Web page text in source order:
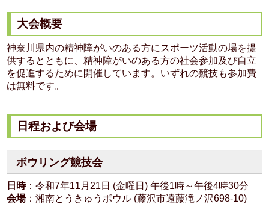
大会概要
神奈川県内の精神障がいのある方にスポーツ活動の場を提
供するとともに、精神障がいのある方の社会参加及び自立
を促進するために開催しています。いずれの競技も参加費
は無料です。
日程および会場
ボウリング競技会
日時：令和7年11月21日 (金曜日) 午後1時～午後4時30分
会場：湘南とうきゅうボウル (藤沢市遠藤滝ノ沢698-10)